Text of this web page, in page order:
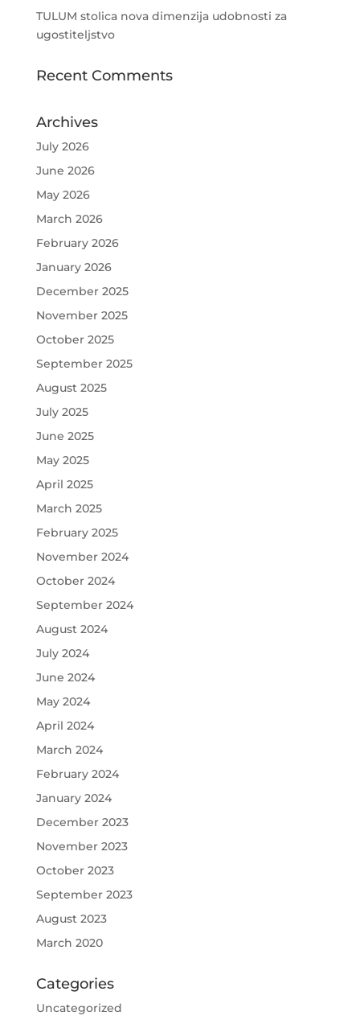
TULUM stolica nova dimenzija udobnosti za
ugostiteljstvo
Recent Comments
Archives
July 2026
June 2026
May 2026
March 2026
February 2026
January 2026
December 2025
November 2025
October 2025
September 2025
August 2025
July 2025
June 2025
May 2025
April 2025
March 2025
February 2025
November 2024
October 2024
September 2024
August 2024
July 2024
June 2024
May 2024
April 2024
March 2024
February 2024
January 2024
December 2023
November 2023
October 2023
September 2023
August 2023
March 2020
Categories
Uncategorized